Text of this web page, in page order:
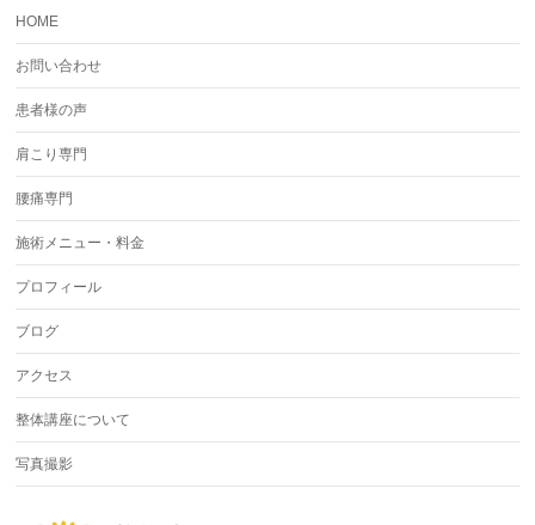
HOME
お問い合わせ
患者様の声
肩こり専門
腰痛専門
施術メニュー・料金
プロフィール
ブログ
アクセス
整体講座について
写真撮影